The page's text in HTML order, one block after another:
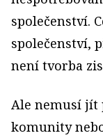
společenství.
společenství,
není tvorba
Ale nemusí jít
komunity